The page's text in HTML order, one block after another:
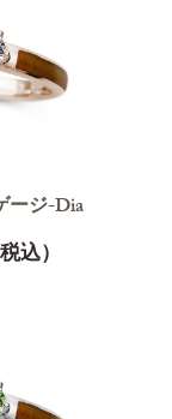
ージ-Dia
込）